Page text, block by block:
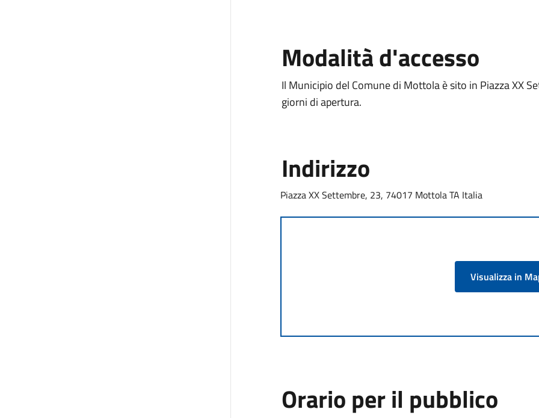
Modalità d'accesso
Il Municipio del Comune di Mottola è sito in Piazza XX
giorni di apertura.
Indirizzo
Piazza XX Settembre, 23, 74017 Mottola TA Italia
Visualizza in
Orario per il pubblico